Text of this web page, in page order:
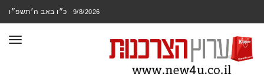
9/8/2026 כ״ו באב ה׳תשפ״ו